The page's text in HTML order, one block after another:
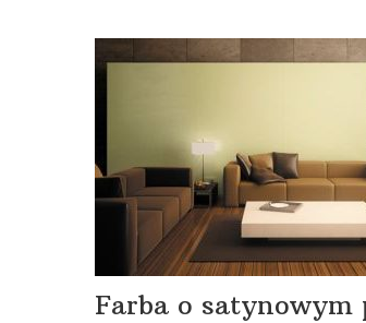
Farba o satynowym